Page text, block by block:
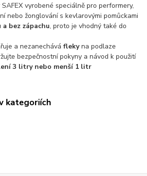
vyrobené speciálně pro performery,
nebo žonglování s kevlarovými pomůckami
a bez zápachu, proto je vhodný také do
a nezanecháváflekyna podlaze
bezpečnostní pokyny a návod k použití
3 litry nebo menší 1 litr
kategoriích